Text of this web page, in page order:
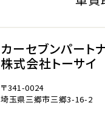
カーセブンパート
株式会社トーサイ
〒341-0024
埼玉県三郷市三郷3-16-2